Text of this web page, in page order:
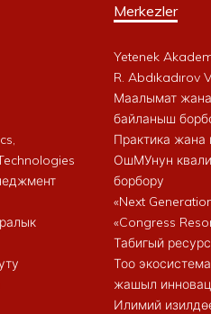
Merkezler
Yetenek
R. Abdıkadırov
Маалымат
байланыш
Практика жана
ОшМУнун
борбору
«Next
«Congress
Табигый
Тоо
жашыл
Илимий